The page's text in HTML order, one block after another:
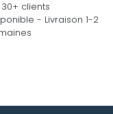
clients
- Livraison 1-2